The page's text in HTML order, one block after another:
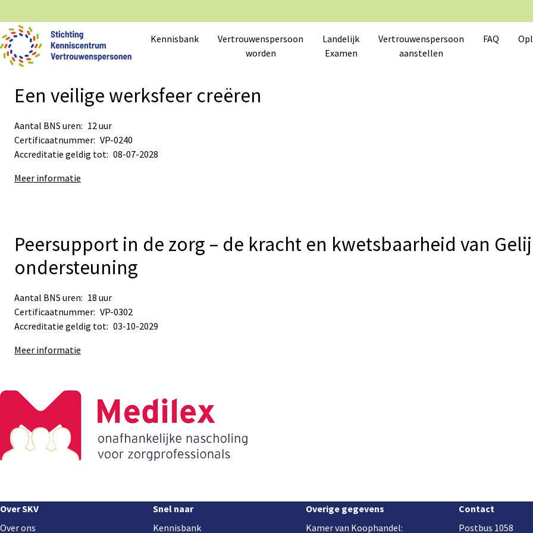
Kennisbank
Vertrouwenspersoon
worden
Landelijk
Examen
Vertrouwenspersoon
aanstellen
FAQ
Een veilige werksfeer creëren
Aantal BNS uren: 12 uur
Certificaatnummer: VP-0240
Accreditatie geldig tot: 08-07-2028
Meer informatie
Peersupport in de zorg – de kracht en kwetsbaarheid van
ondersteuning
Aantal BNS uren: 18 uur
Certificaatnummer: VP-0302
Accreditatie geldig tot: 03-10-2029
Meer informatie
Sub
navigation
Sub
navigation
Footer
navigation
Over SKV
Over ons
Snel naar
Kennisbank
Overige gegevens
Kamer van Koophandel:
Contact
Postbus 1058